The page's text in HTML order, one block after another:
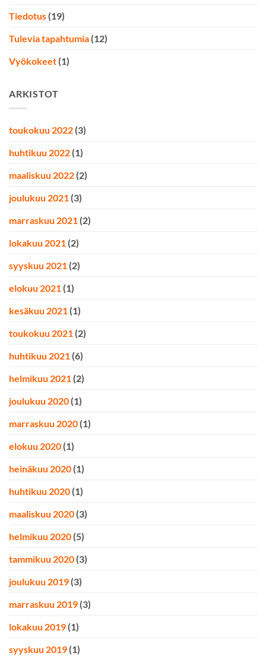
Tiedotus (19)
Tulevia tapahtumia (12)
Vyökokeet (1)
ARKISTOT
toukokuu 2022 (3)
huhtikuu 2022 (1)
maaliskuu 2022 (2)
joulukuu 2021 (3)
marraskuu 2021 (2)
lokakuu 2021 (2)
syyskuu 2021 (2)
elokuu 2021 (1)
kesäkuu 2021 (1)
toukokuu 2021 (2)
huhtikuu 2021 (6)
helmikuu 2021 (2)
joulukuu 2020 (1)
marraskuu 2020 (1)
elokuu 2020 (1)
heinäkuu 2020 (1)
huhtikuu 2020 (1)
maaliskuu 2020 (3)
helmikuu 2020 (5)
tammikuu 2020 (3)
joulukuu 2019 (3)
marraskuu 2019 (3)
lokakuu 2019 (1)
syyskuu 2019 (1)